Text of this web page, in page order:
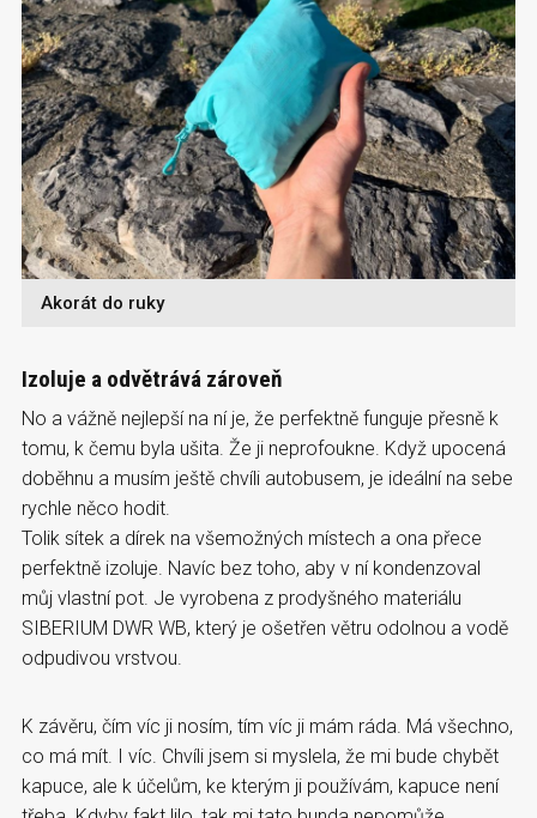
Akorát do ruky
Izoluje a odvětrává zároveň
No a vážně nejlepší na ní je, že perfektně funguje přesně k
tomu, k čemu byla ušita. Že ji neprofoukne. Když upocená
doběhnu a musím ještě chvíli autobusem, je ideální na sebe
rychle něco hodit.
Tolik sítek a dírek na všemožných místech a ona přece
perfektně izoluje. Navíc bez toho, aby v ní kondenzoval
můj vlastní pot. Je vyrobena z prodyšného materiálu
SIBERIUM DWR WB, který je ošetřen větru odolnou a vodě
odpudivou vrstvou.
K závěru, čím víc ji nosím, tím víc ji mám ráda. Má všechno,
co má mít. I víc. Chvíli jsem si myslela, že mi bude chybět
kapuce, ale k účelům, ke kterým ji používám, kapuce není